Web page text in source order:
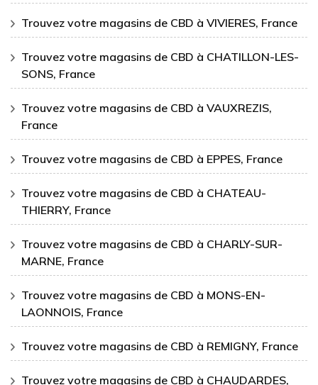
Trouvez votre magasins de CBD à VIVIERES, France
Trouvez votre magasins de CBD à CHATILLON-LES-
SONS, France
Trouvez votre magasins de CBD à VAUXREZIS,
France
Trouvez votre magasins de CBD à EPPES, France
Trouvez votre magasins de CBD à CHATEAU-
THIERRY, France
Trouvez votre magasins de CBD à CHARLY-SUR-
MARNE, France
Trouvez votre magasins de CBD à MONS-EN-
LAONNOIS, France
Trouvez votre magasins de CBD à REMIGNY, France
Trouvez votre magasins de CBD à CHAUDARDES,